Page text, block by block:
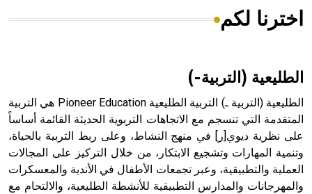
هل تعلم أن الأبسيد كلمة فرنسية اللفظ تم اعتمادها مصطلحاً
- هل تعلم أن أبجر Abgar اسم معروف جيداً يعود إلى عدد من
الملوك الذين حكموا مدينة إديسا (الرها) من أبجر الأول وحتى
التاسع، وهم ينتسبون إلى أسرة أوسروين
اخترنا لكم
الطليعية (التربية-)
الطليعية (التربية ـ) التربية الطليعية Pioneer Education هي التربية
المتقدمة التي تنسجم مع الاتجاهات التربوية الحديثة القائمة أساساً
على نظرية ديوي[ر] في منهج النشاط، وعلى ربط التربية بالحياة،
وتنمية المهارات وتشجيع الابتكار، من خلال التركيز على المجالات
العملية والتطبيقية، وعبر تجمعات الأطفال في الأندية والمعسكرات
والمهرجانات والمدارس التطبيقية للأنشطة الطليعية، والالتحام مع